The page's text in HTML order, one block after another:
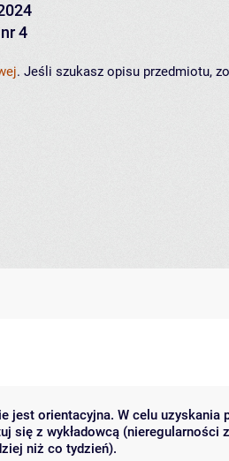
4
. Jeśli szukasz opisu przedmiotu,
jest orientacyjna. W celu
się z wykładowcą (nieregularności
niż co tydzień).